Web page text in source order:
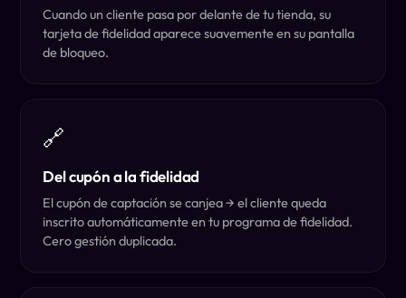
Cuando un cliente pasa por delante de tu tienda, su
tarjeta de fidelidad aparece suavemente en su pantalla
de bloqueo.
🔗
Del cupón a la fidelidad
El cupón de captación se canjea → el cliente queda
inscrito automáticamente en tu programa de fidelidad.
Cero gestión duplicada.